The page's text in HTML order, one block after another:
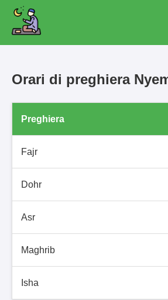
Orari di preghiera
Preghiera
Fajr
Dohr
Asr
Maghrib
Isha